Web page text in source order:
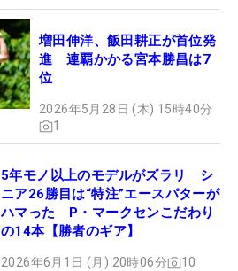
増田伸洋、飯田耕正が首位発
進 連覇かかる宮本勝昌は7
位
2026年5月28日 (木) 15時40分
1
5年モノ以上のモデルがズラリ シ
ニア26勝目は“特注”エースパターが
ハマった P・マークセンこだわり
の14本【勝者のギア】
2026年6月1日 (月) 20時06分 10